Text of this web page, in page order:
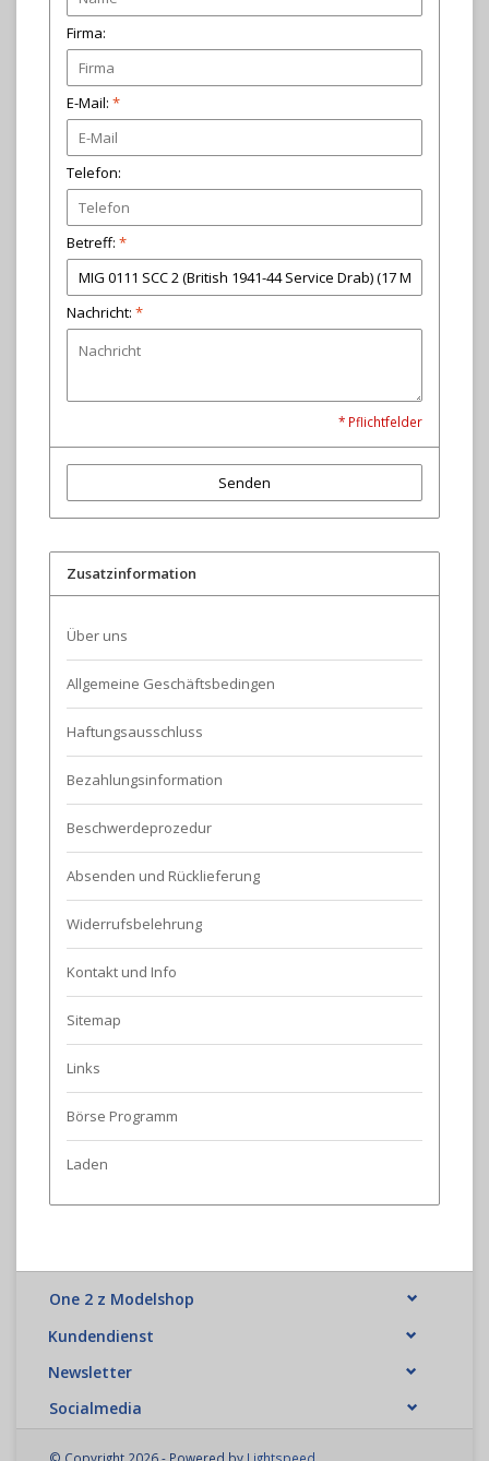
Firma:
E-Mail: *
Telefon:
Betreff: *
Nachricht: *
* Pflichtfelder
Senden
Zusatzinformation
Über uns
Allgemeine Geschäftsbedingen
Haftungsausschluss
Bezahlungsinformation
Beschwerdeprozedur
Absenden und Rücklieferung
Widerrufsbelehrung
Kontakt und Info
Sitemap
Links
Börse Programm
Laden
One 2 z Modelshop
Kundendienst
Newsletter
Socialmedia